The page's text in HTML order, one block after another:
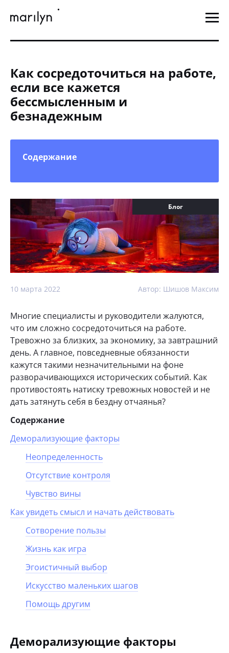
Как сосредоточиться на работе,
если все кажется
бессмысленным и
безнадежным
Содержание
Блог
10 марта 2022 Автор: Шишов Максим
Многие специалисты и руководители жалуются,
что им сложно сосредоточиться на работе.
Тревожно за близких, за экономику, за завтрашний
день. А главное, повседневные обязанности
кажутся такими незначительными на фоне
разворачивающихся исторических событий. Как
противостоять натиску тревожных новостей и не
дать затянуть себя в бездну отчаянья?
Содержание
Деморализующие факторы
Неопределенность
Отсутствие контроля
Чувство вины
Как увидеть смысл и начать действовать
Сотворение пользы
Жизнь как игра
Эгоистичный выбор
Искусство маленьких шагов
Помощь другим
Деморализующие факторы